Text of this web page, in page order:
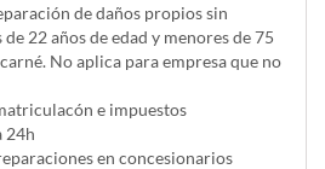
de daños propios sin
22 años de edad y menores de 75
No aplica para empresa que no
e impuestos
24h
en concesionarios